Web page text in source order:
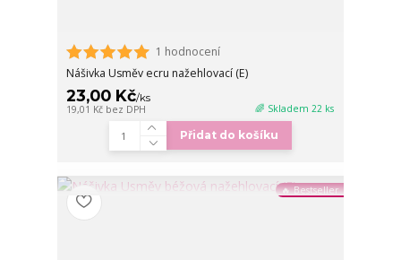
1 hodnocení
Nášivka Usměv ecru nažehlovací (E)
23,00 Kč/ks
19,01 Kč bez DPH 🌈 Skladem 22 ks
Přidat do košíku
🔥 Bestseller